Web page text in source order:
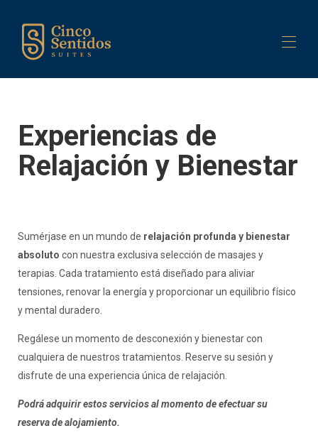
Edificio
Suites ▾
▾
Contáctenos
Experiencias de
Relajación y Bienestar
Sumérjase en un mundo de relajación profunda y bienestar
absoluto con nuestra exclusiva selección de masajes y
terapias. Cada tratamiento está diseñado para aliviar
tensiones, renovar la energía y proporcionar un equilibrio físico
y mental duradero.
Regálese un momento de desconexión y bienestar con
cualquiera de nuestros tratamientos. Reserve su sesión y
disfrute de una experiencia única de relajación.
Podrá adquirir estos servicios al momento de efectuar su
reserva de alojamiento.